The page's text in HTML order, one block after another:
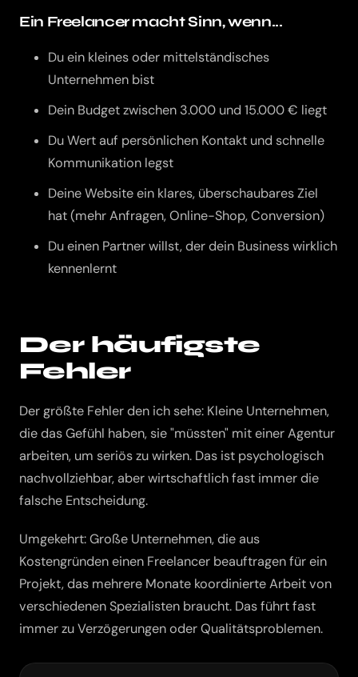
Ein Freelancer macht Sinn, wenn...
Du ein kleines oder mittelständisches
Unternehmen bist
Dein Budget zwischen 3.000 und 15.000 € liegt
Du Wert auf persönlichen Kontakt und schnelle
Kommunikation legst
Deine Website ein klares, überschaubares Ziel
hat (mehr Anfragen, Online-Shop, Conversion)
Du einen Partner willst, der dein Business wirklich
kennenlernt
Der häufigste
Fehler
Der größte Fehler den ich sehe: Kleine Unternehmen,
die das Gefühl haben, sie "müssten" mit einer Agentur
arbeiten, um seriös zu wirken. Das ist psychologisch
nachvollziehbar, aber wirtschaftlich fast immer die
falsche Entscheidung.
Umgekehrt: Große Unternehmen, die aus
Kostengründen einen Freelancer beauftragen für ein
Projekt, das mehrere Monate koordinierte Arbeit von
verschiedenen Spezialisten braucht. Das führt fast
immer zu Verzögerungen oder Qualitätsproblemen.